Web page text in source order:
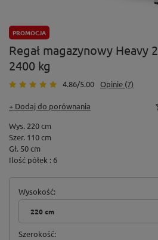
PROMOCJA
Regał magazynowy Heavy
2400 kg
4.86/5.00 Opinie (7)
+ Dodaj do porównania
Wys. 220 cm
Szer. 110 cm
Gł. 50 cm
Ilość półek : 6
Wysokość
220 cm
Szerokość